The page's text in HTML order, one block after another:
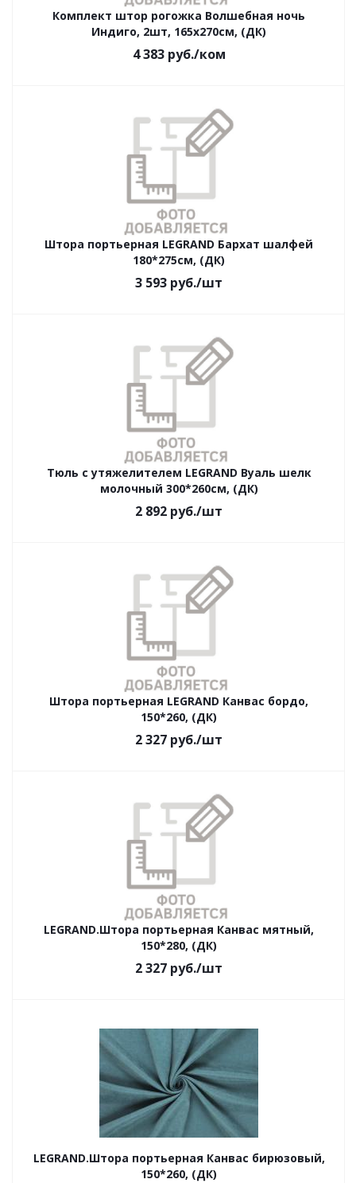
Комплект штор рогожка Волшебная ночь
Индиго, 2шт, 165х270см, (ДК)
4 383руб./ком
Штора портьерная LEGRAND Бархат шалфей
180*275см, (ДК)
3 593 руб./шт
Тюль с утяжелителем LEGRAND Вуаль шелк
молочный 300*260см, (ДК)
2 892 руб./шт
Штора портьерная LEGRAND Канвас бордо,
150*260, (ДК)
2 327 руб./шт
LEGRAND.Штора портьерная Канвас мятный,
150*280, (ДК)
2 327 руб./шт
LEGRAND.Штора портьерная Канвас бирюзовый,
150*260, (ДК)